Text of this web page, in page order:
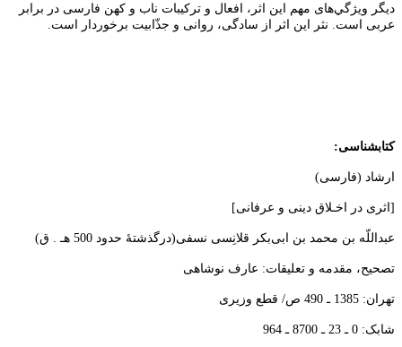
ديگر ويژگي‌هاى مهم اين اثر، افعال و تركيبات ناب و كهن فارسى در برابر
عربى است. نثر اين اثر از سادگى، روانى و جذّابيت برخوردار است.
کتابشناسی:
ارشاد (فارسی)
[اثری در اخـلاق دینی و عرفانی]
عبداللّه بن محمد بن ابیبکر قلانِسی نسفی(درگذشتۀ حدود 500 هـ . ق)
تصحيح، مقدمه و تعلیقات: عارف نوشاهی
تهران: 1385 ـ 490 ص/ قطع وزيری
شابک: 0 ـ 23 ـ 8700 ـ 964